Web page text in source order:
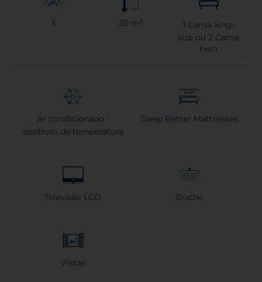
3 25 m² 1 Cama king-
size ou 2 Cama
twin
Ar condicionado -
controlo de temperatura
Sleep Better Mattresses
Televisão LCD Duche
Vistas